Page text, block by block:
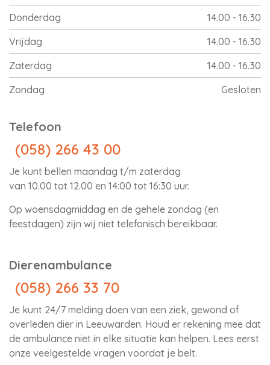
Donderdag
14.00 - 16.30
Vrijdag
14.00 - 16.30
Zaterdag
14.00 - 16.30
Zondag
Gesloten
Telefoon
(058) 266 43 00
Je kunt bellen maandag t/m zaterdag
van 10.00 tot 12.00 en 14:00 tot 16:30 uur.
Op woensdagmiddag en de gehele zondag (en
feestdagen) zijn wij niet telefonisch bereikbaar.
Dierenambulance
(058) 266 33 70
Je kunt 24/7 melding doen van een ziek, gewond of
overleden dier in Leeuwarden. Houd er rekening mee dat
de ambulance niet in elke situatie kan helpen. Lees eerst
onze veelgestelde vragen voordat je belt.